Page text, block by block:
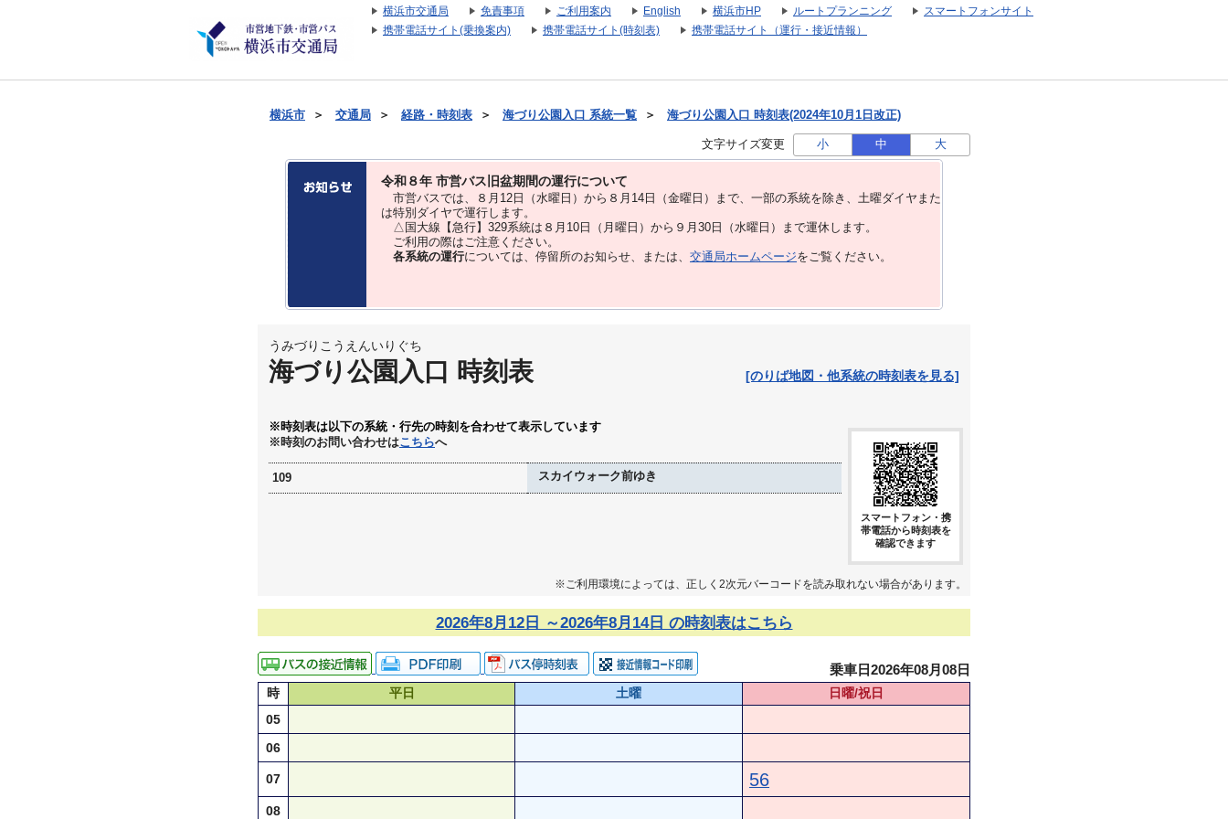
横浜市交通局 免責事項 ご利用案内 English 横浜市HP ルートプランニング
スマートフォンサイト
携帯電話サイト(乗換案内)
携帯電話サイト(時刻表) 携帯電話サイト（運行・接近情報）
横浜市 ＞ 交通局 ＞ 経路・時刻表 ＞ 海づり公園入口 系統一覧 ＞ 海づり公園入口 時刻表(2024年10月1日改正)
文字サイズ変更 小 中 大
令和８年 市営バス旧盆期間の運行について
市営バスでは、８⽉12⽇（水曜日）から８⽉14⽇（金曜日）まで、⼀部の系統を除き、⼟曜ダイヤまた
は特別ダイヤで運⾏します。
△国大線【急行】329系統は８月10日（月曜日）から９月30日（水曜日）まで運休します。
ご利用の際はご注意ください。
各系統の運行については、停留所のお知らせ、または、 交通局ホームページをご覧ください。
うみづりこうえんいりぐち
海づり公園入口 時刻表 [のりば地図・他系統の時刻表を見る]
※時刻表は以下の系統・行先の時刻を合わせて表示しています
※時刻のお問い合わせはこちらへ
109 スカイウォーク前ゆき
スマートフォン・携
帯電話から時刻表を
確認できます
※ご利用環境によっては、正しく2次元バーコードを読み取れない場合があります。
2026年8月12日 ～2026年8月14日 の時刻表はこちら
乗車日2026年08月08日
時 平日 土曜
日曜/祝日
05
06
07 56
08